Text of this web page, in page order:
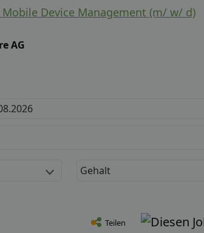
Device Management (m/ w/ d)
AG
Gehalt
Teilen